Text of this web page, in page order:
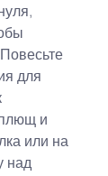
для
и
или на
над